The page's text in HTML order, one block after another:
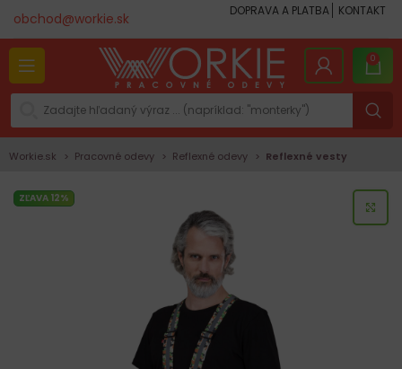
obchod@workie.sk DOPRAVA A PLATBA KONTAKT
0
Workie.sk Pracovné odevy Reflexné odevy Reflexné vesty
ZĽAVA 12%